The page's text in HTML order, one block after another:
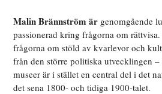
Malin Brännström är genomgående
passionerad kring frågorna om
frågorna om stöld av kvarlevor och
från den större politiska utvecklingen –
museer är i stället en central del i det
det sena 1800- och tidiga 1900-talet.